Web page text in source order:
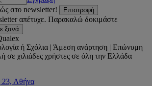
στο newsletter!
Επιστροφή
απέτυχε. Παρακαλώ δοκιμάστε
ξανά
ή Σχόλια | Άμεση ανάρτηση | Επώνυμη
χιλιάδες χρήστες σε όλη την Ελλάδα
23, Αθήνα